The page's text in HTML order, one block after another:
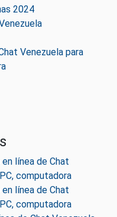
2024
Venezuela para
línea de Chat
computadora
línea de Chat
computadora